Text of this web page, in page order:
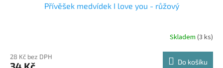
Přívěšek medvídek I love you - růžový
Skladem (3 ks)
28 Kč bez DPH
Do košíku